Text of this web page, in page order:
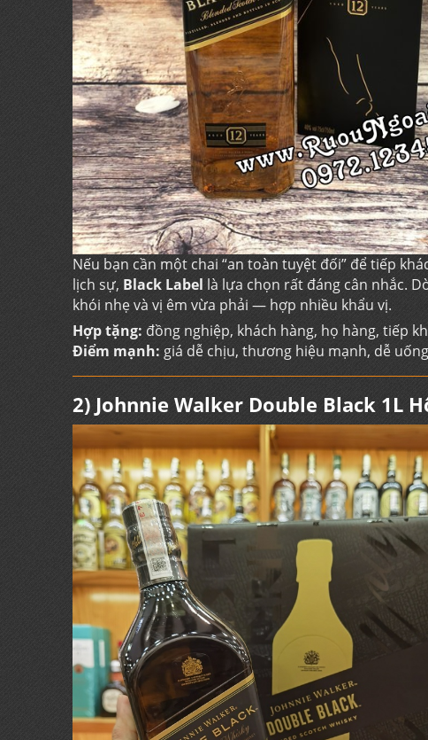
Nếu bạn cần một chai “an toàn tuyệt đối” để tiếp
lịch sự, Black Label là lựa chọn rất đáng cân nhắc.
khói nhẹ và vị êm vừa phải — hợp nhiều khẩu vị.
Hợp tặng: đồng nghiệp, khách hàng, họ hàng, tiếp
Điểm mạnh: giá dễ chịu, thương hiệu mạnh, dễ
2) Johnnie Walker Double Black 1L